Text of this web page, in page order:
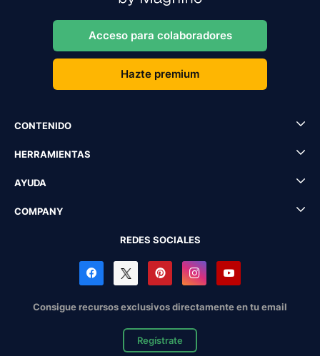
Acceso para colaboradores
Hazte premium
CONTENIDO
HERRAMIENTAS
AYUDA
COMPANY
REDES SOCIALES
Consigue recursos exclusivos directamente en tu email
Regístrate